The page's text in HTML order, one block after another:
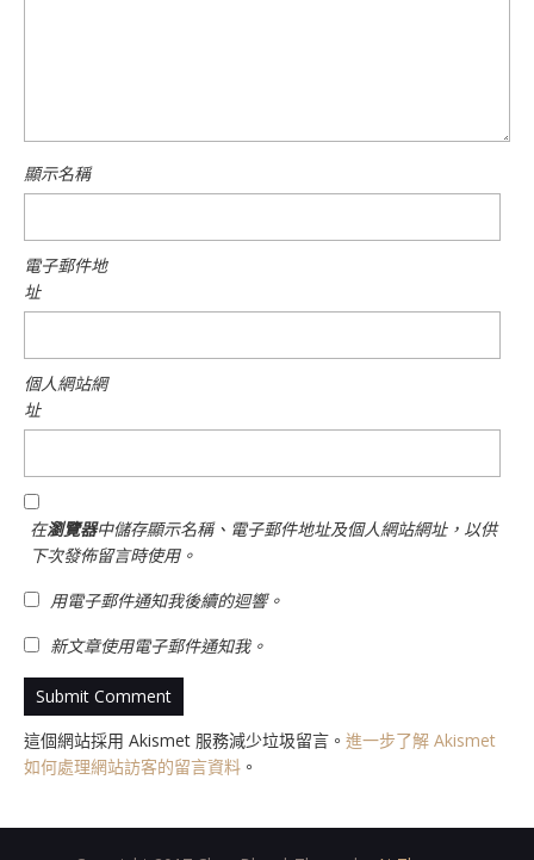
顯示名稱
電子郵件地
址
個人網站網
址
在瀏覽器中儲存顯示名稱、電子郵件地址及個人網站網址，以供
下次發佈留言時使用。
用電子郵件通知我後續的迴響。
新文章使用電子郵件通知我。
這個網站採用 Akismet 服務減少垃圾留言。 進一步了解 Akismet
如何處理網站訪客的留言資料 。